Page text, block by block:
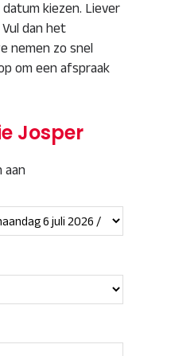
kiezen. Liever
dan het
nemen zo snel
om een afspraak
Josper
aan